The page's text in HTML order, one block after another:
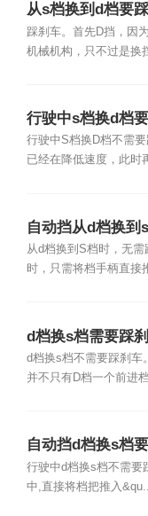
从s档换到d档要
踩刹车。首先D挡，因
机械机构，只不过是换
行驶中s档换d档
行驶中S档换D档不需
已经在降低速度，此时
自动挡从d档换到
从d档换到S档时，无
时，只需将档手柄直接
d档换s档需要踩
d档换s档不需要踩刹车
并不只有D档一个前进
自动挡d档换s档
行驶中d档换s档不需要
中,直接将档把推入&qu...